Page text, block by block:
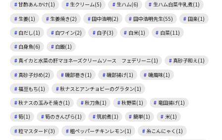
甘酢あんかけ(1)
生クリーム(5) 生ハム(6)
生ハム白菜牛乳煮(1)
生姜(1)
生姜焼き(2) 田中浩明(2) 田中浩明先生(55)
田楽(1)
白だし(1)
白ワイン(2) 白子(3) 白米(1)
白菜(11)
白身魚(6)
白飯(1)
真イカと水菜の肝マヨネーズクリームソース フェデリーニ(1)
真砂子和え(1)
真砂子炒め(2)
磯部巻き(1) 磯部揚げ(1)
磯風味(1)
福豆もち(1)
秋ナスとアンチョビーのグラタン(1)
秋ナスの玉みそ焼き(1)
秋刀魚(1) 秋野菜(1)
竜田揚げ(1)
筍(1)
筍のきんぴら(1) 筑前煮(1) 簡単(1)
米(1)
粒マスタード(3)
粗ペッパーチキンレモン(1)
糸こんにゃく(1)